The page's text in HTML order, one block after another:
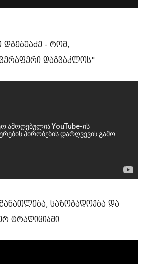
დგებუაძე - რომ,
დაგვაკლოს"
საზოგადოება და
ტრადიციაში